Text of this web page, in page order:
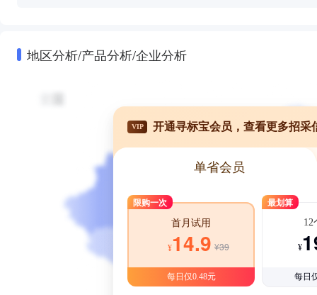
地区分析/产品分析/企业分析
VIP 开通寻标宝会员，查看更多招采
单省会员
限购一次
首月试用
¥14.9 ¥39
每日仅0.48元
最划算
12
¥
每日